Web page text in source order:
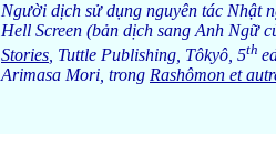
Người dịch sử dụng nguyên tác Nhật
Hell Screen (bản dịch sang Anh Ngữ
Stories , Tuttle Publishing, Tôkyô, 5th
Arimasa Mori, trong Rashômon et